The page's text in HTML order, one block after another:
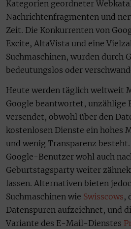
Kategorien geordneter
Nachrichtenfragmenten und
Zeit. Die Konkurrenten von
Excite, AltaVista und eine
Suchmaschinen, wurden durch
bedeutungslos oder
Heute werden täglich weltweit
Google beantwortet, unzählige
versendet, obwohl über den
kostenlosen Dienste ein hohes
und wenig Transparenz
Google-Benutzer wohl auch
Geburtstagsparty weiter
lassen. Alternativen bieten
Suchmaschinen wie Swisscows,
Datenspuren aufzeichnet, und
Variante des E-Mail-Dienstes